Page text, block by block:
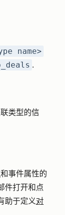
name>
.
类型的信
和事件属性的
件打开和点
助于定义对